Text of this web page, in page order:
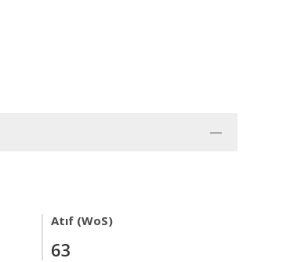
Atıf (WoS)
63